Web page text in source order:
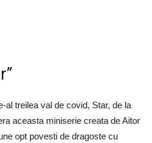
al treilea val de covid, Star, de la
aceasta miniserie creata de Aitor
opt povesti de dragoste cu